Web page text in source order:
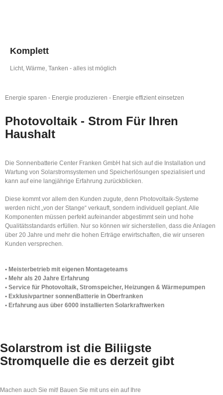
Komplett
Licht, Wärme, Tanken - alles ist möglich
Energie sparen - Energie produzieren - Energie effizient einsetzen
Photovoltaik - Strom Für Ihren
Haushalt
Die Sonnenbatterie Center Franken GmbH hat sich auf die Installation und
Wartung von Solarstromsystemen und Speicherlösungen spezialisiert und
kann auf eine langjährige Erfahrung zurückblicken.
Diese kommt vor allem den Kunden zugute, denn Photovoltaik-Systeme
werden nicht „von der Stange“ verkauft, sondern individuell geplant. Alle
Komponenten müssen perfekt aufeinander abgestimmt sein und hohe
Qualitätsstandards erfüllen. Nur so können wir sicherstellen, dass die Anlagen
über 20 Jahre und mehr die hohen Erträge erwirtschaften, die wir unseren
Kunden versprechen.
• Meisterbetrieb mit eigenen Montageteams
• Mehr als 20 Jahre Erfahrung
• Service für Photovoltaik, Stromspeicher, Heizungen & Wärmepumpen
• Exklusivpartner sonnenBatterie in Oberfranken
• Erfahrung aus über 6000 installierten Solarkraftwerken
Solarstrom ist die Biliigste
Stromquelle die es derzeit gibt
Machen auch Sie mit! Bauen Sie mit uns ein auf Ihre